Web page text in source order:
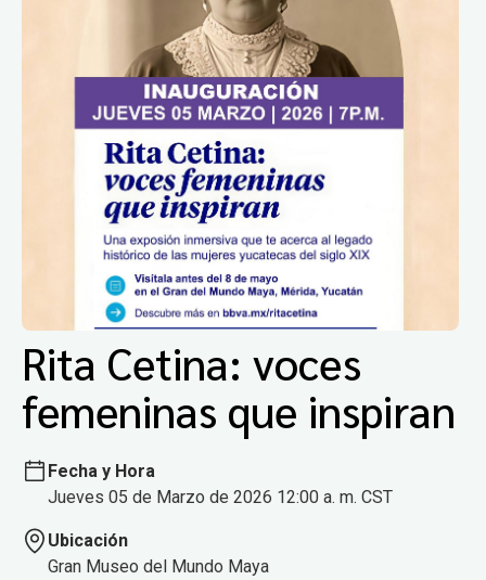
Rita Cetina: voces
femeninas que inspiran
Fecha y Hora
Jueves 05 de Marzo de 2026 12:00 a. m. CST
Ubicación
Gran Museo del Mundo Maya